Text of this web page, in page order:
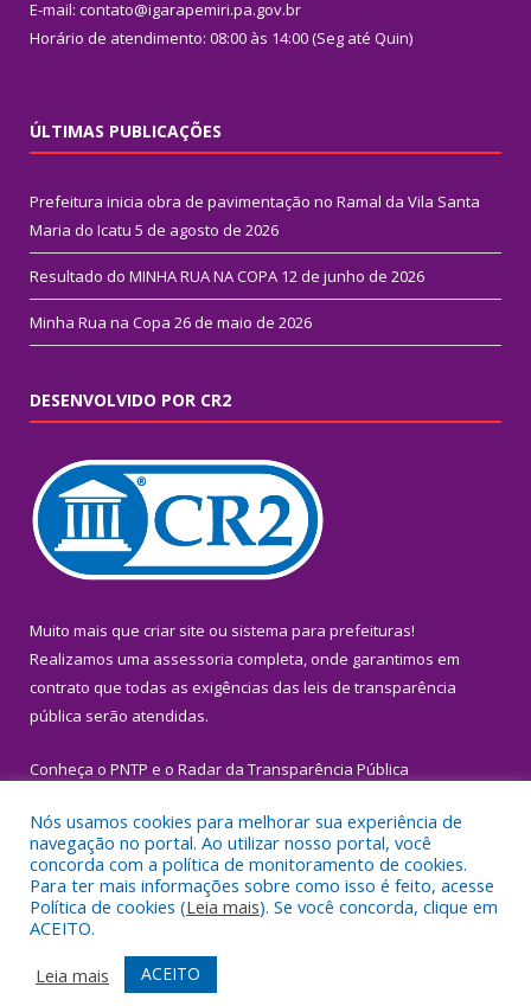
E-mail: contato@igarapemiri.pa.gov.br
Horário de atendimento: 08:00 às 14:00 (Seg até Quin)
ÚLTIMAS PUBLICAÇÕES
Prefeitura inicia obra de pavimentação no Ramal da Vila Santa
Maria do Icatu 5 de agosto de 2026
Resultado do MINHA RUA NA COPA 12 de junho de 2026
Minha Rua na Copa 26 de maio de 2026
DESENVOLVIDO POR CR2
Muito mais que criar site ou sistema para prefeituras!
Realizamos uma assessoria completa, onde garantimos em
contrato que todas as exigências das leis de transparência
pública serão atendidas.
Conheça o PNTP e o Radar da Transparência Pública
Todos os direitos reservados a Prefeitura Municipal de Igarapé-
Miri.
Mapa do Site
Acessar Área Administrativa
Acessar Webmail
Nós usamos cookies para melhorar sua experiência de
navegação no portal. Ao utilizar nosso portal, você
concorda com a política de monitoramento de cookies.
Para ter mais informações sobre como isso é feito, acesse
Política de cookies (Leia mais). Se você concorda, clique em
ACEITO.
Leia mais
ACEITO